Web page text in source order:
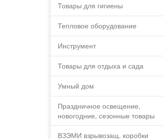
Товары для гигиены
Тепловое оборудование
Инструмент
Товары для отдыха и сада
Умный дом
Праздничное освещение,
новогодние, сезонные товары
ВЗЭМИ взрывозащ. коробки